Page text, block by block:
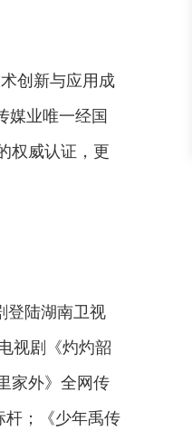
创新与应用成
媒业唯一经国
权威认证，更
登陆湖南卫视
视剧《灼灼韶
家外》全网传
杆；《少年禹传